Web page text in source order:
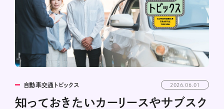
自動車交通トピックス 2026.06.01
知っておきたいカーリースやサブスク